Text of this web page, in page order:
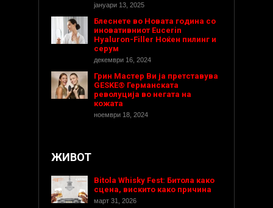
јануари 13, 2025
Блеснете во Новата година со
иновативниот Eucerin
Hyaluron-Filler Ноќен пилинг и
серум
декември 16, 2024
Грин Мастер Ви ја претставува
GESKE® Германската
револуција во негата на
кожата
ноември 18, 2024
ЖИВОТ
Bitola Whisky Fest: Битола како
сцена, вискито како причина
март 31, 2026